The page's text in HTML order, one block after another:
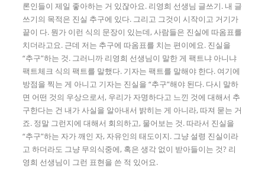
론인들이 제일 좋아하는 거 있잖아요. 리영희 선생님 글쓰기. 내 글
쓰기의 목적은 진실 추구에 있다. 그리고 그것이 시작이고 거기가
끝이 다. 뭔가 이런 식의 문장이 있는데, 사람들은 진실에 따옴표를
치더라고요. 근데 저는 추구에 따옴표를 치는 편이에요. 진실을
“추구”하는 것. 그러니까 리영희 선생님이 말한 게 팩트냐 아니냐
팩트체크 식의 팩트를 말했다. 기자는 팩트를 말해야 한다. 여기에
방점을 찍는 게 아니고 기자는 진실을 “추구”해야 된다. 다시 말하
면 어떤 것의 우상으로서, 우리가 자명하다고 느낀 것에 대해서 추
구한다는 건 내가 사실을 알아내서 밝히는 게 아니라, 따져 묻는 거
죠. 정말 그런지에 대해서 회의하고, 물어보는 것. 따라서 진실을
“추구”하는 자가 깨인 자, 자유인의 태도이지. 그냥 설령 진실이라
고 하더라도 그냥 무의식중에, 혹은 생각 없이 받아들이는 것? 리
영희 선생님이 그런 표현을 쓴 적 있어요.